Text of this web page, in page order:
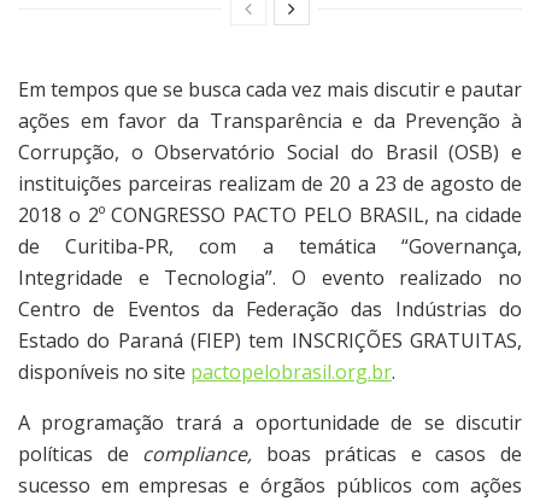
Em tempos que se busca cada vez mais discutir e pautar
ações em favor da Transparência e da Prevenção à
Corrupção, o Observatório Social do Brasil (OSB) e
instituições parceiras realizam de 20 a 23 de agosto de
2018 o 2º CONGRESSO PACTO PELO BRASIL, na cidade
de Curitiba-PR, com a temática “Governança,
Integridade e Tecnologia”. O evento realizado no
Centro de Eventos da Federação das Indústrias do
Estado do Paraná (FIEP) tem INSCRIÇÕES GRATUITAS,
disponíveis no site pactopelobrasil.org.br.
A programação trará a oportunidade de se discutir
políticas de compliance, boas práticas e casos de
sucesso em empresas e órgãos públicos com ações